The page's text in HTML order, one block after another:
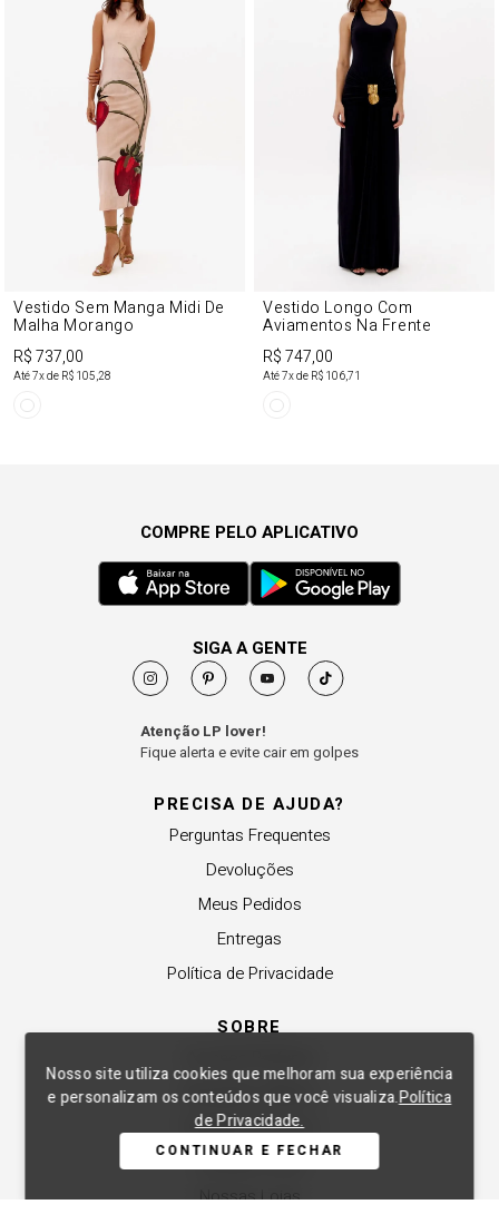
Nosso site utiliza cookies que melhoram sua experiência
e personalizam os conteúdos que você visualiza.Política
de Privacidade.
CONTINUAR E FECHAR
Vestido Sem Manga Midi De
Malha Morango
R$ 737,00
Até7x de R$ 105,28
Vestido Longo Com
Aviamentos Na Frente
R$ 747,00
Até7x de R$ 106,71
PRECISA DE AJUDA?
Perguntas Frequentes
Devoluções
Meus Pedidos
Entregas
Política de Privacidade
SOBRE
Revender a Marca
Trabalhe Conosco
Compre Local
Nossas Lojas
COMPRE PELO APLICATIVO
SIGA A GENTE
Atenção LP lover!
Fique alerta e evite cair em golpes